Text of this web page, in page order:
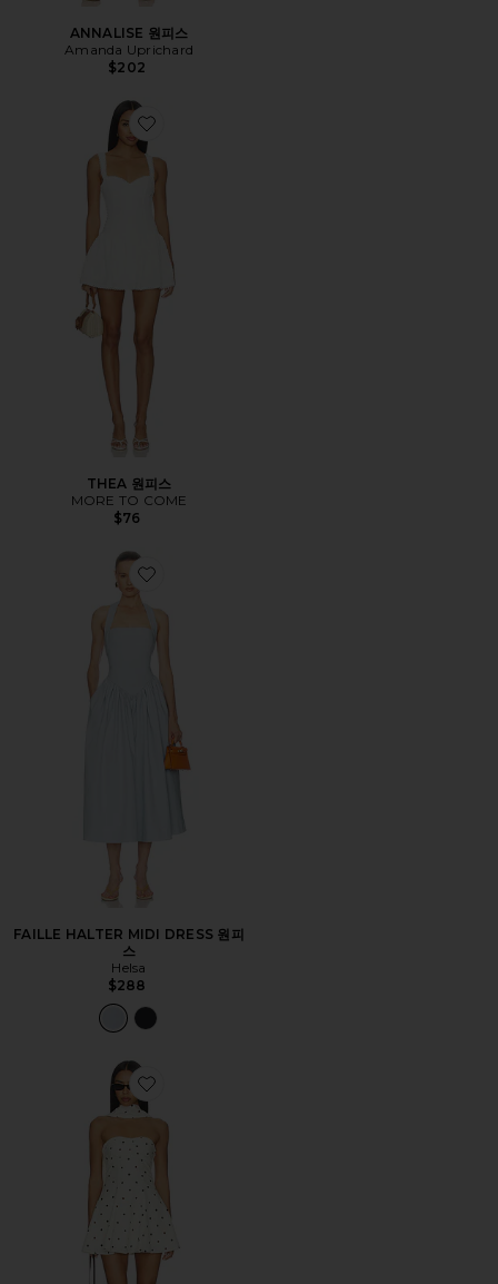
ANNALISE 원피스
Amanda Uprichard
$202
Favorite THEA 원피스
THEA 원피스
MORE TO COME
$76
Favorite FAILLE HALTER MIDI DRESS 원피스
FAILLE HALTER MIDI DRESS 원피
스
Helsa
$288
Favorite DIONE 원피스